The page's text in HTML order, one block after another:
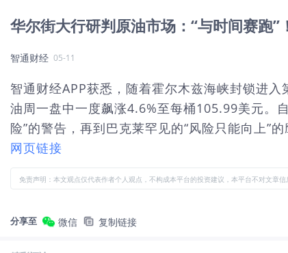
华尔街大行研判原油市场：“与时间赛跑”
智通财经 05-11
智通财经APP获悉，随着霍尔木兹海峡封锁进
油周一盘中一度飙涨4.6%至每桶105.99美元。
险”的警告，再到巴克莱罕见的“风险只能向上”
网页链接
免责声明：本文观点仅代表作者个人观点，不构成本平台的投资建议，本平台不对文章
分享至 微信 复制链接